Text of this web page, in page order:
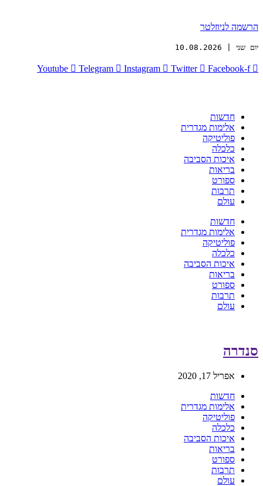
הרשמה לניוזלטר
יום שני | 10.08.2026
Youtube Telegram Instagram Twitter Facebook-f
חדשות
אלימות מגדרית
פוליטיקה
כלכלה
איכות הסביבה
בריאות
ספורט
תרבות
עולם
חדשות
אלימות מגדרית
פוליטיקה
כלכלה
איכות הסביבה
בריאות
ספורט
תרבות
עולם
סנדרה
אפריל 17, 2020
חדשות
אלימות מגדרית
פוליטיקה
כלכלה
איכות הסביבה
בריאות
ספורט
תרבות
עולם